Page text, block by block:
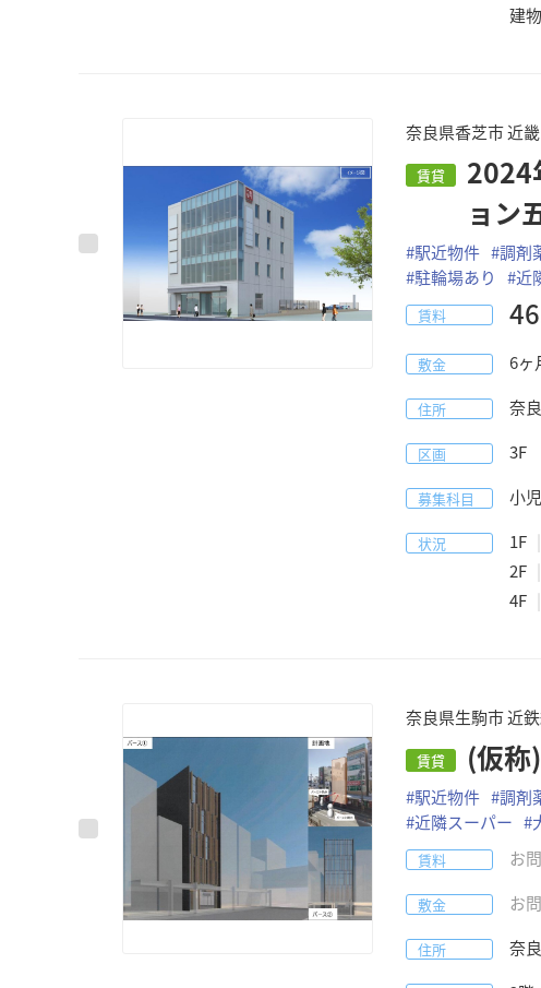
建
奈良県香芝市 近
賃貸
2024
ョン
#駅近物件 #調剤
#駐輪場あり #近
賃料
敷金 6ヶ
住所 奈
区画 3F
募集科目 小
状況 1F
2F
4F
奈良県生駒市 近
賃貸 (仮称
#駅近物件 #調剤
#近隣スーパー #
賃料 お
敷金 お
住所 奈